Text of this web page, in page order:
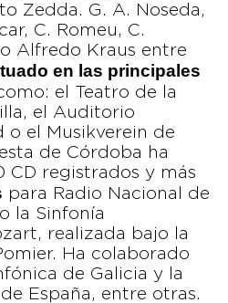
Zedda. G. A. Noseda,
C. Romeu, C.
Alfredo Kraus entre
en las principales
el Teatro de la
el Auditorio
o el Musikverein de
de Córdoba ha
CD registrados y más
para Radio Nacional de
la Sinfonía
realizada bajo la
Ha colaborado
de Galicia y la
España, entre otras.